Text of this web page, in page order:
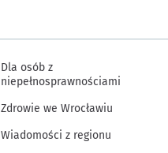
Dla osób z
niepełnosprawnościami
Zdrowie we Wrocławiu
Wiadomości z regionu